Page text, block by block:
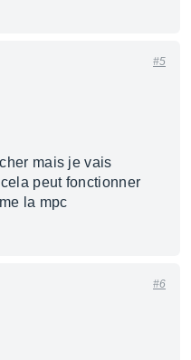
#5
mais je vais
cela peut fonctionner
la mpc
#6